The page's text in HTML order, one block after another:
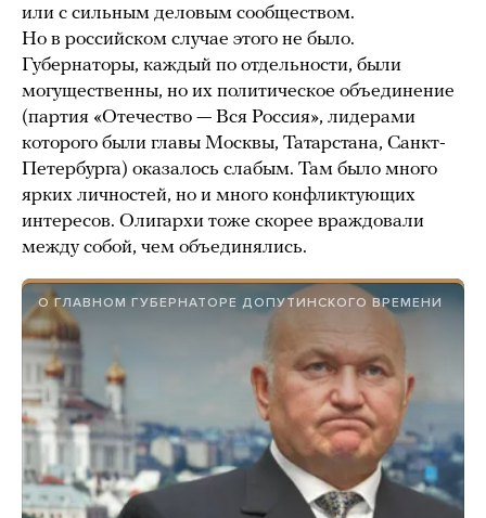
или с сильным деловым сообществом.
Но в российском случае этого не было.
Губернаторы, каждый по отдельности, были
могущественны, но их политическое объединение
(партия «Отечество — Вся Россия», лидерами
которого были главы Москвы, Татарстана, Санкт-
Петербурга) оказалось слабым. Там было много
ярких личностей, но и много конфликтующих
интересов. Олигархи тоже скорее враждовали
между собой, чем объединялись.
О ГЛАВНОМ ГУБЕРНАТОРЕ ДОПУТИНСКОГО ВРЕМЕНИ